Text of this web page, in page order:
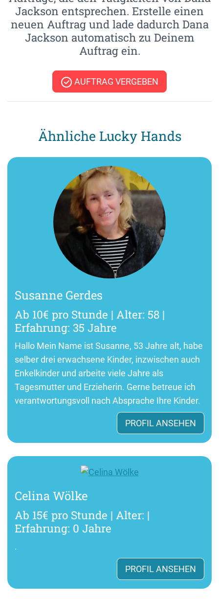
Jackson entsprechen. Erstelle einen
neuen Auftrag und lade dadurch Dana
Jackson automatisch zu Deinem
Auftrag ein.
AUFTRAG VERGEBEN
Ähnliche Lucky Hands
Susanne Gerdes
Ab 10€ pro Stunde | Alter: 58 |
Erfahrung: 35 Jahre
Hallo Mein Name ist Susanne, 53 Jahre alt, habe
selber drei erwachsene Kinder, inzwischen auch
Enkelkinder und arbeite viele Jahre als
Tagesmutter und Erzieherin. Gerne betreue ich
verantwortungsvoll nach Absprache Ihre Kinder.
PROFIL ANSEHEN
Celina Wölke
Ab 15€ pro Stunde | Alter: |
Erfahrung: 0 Jahre
.
PROFIL ANSEHEN